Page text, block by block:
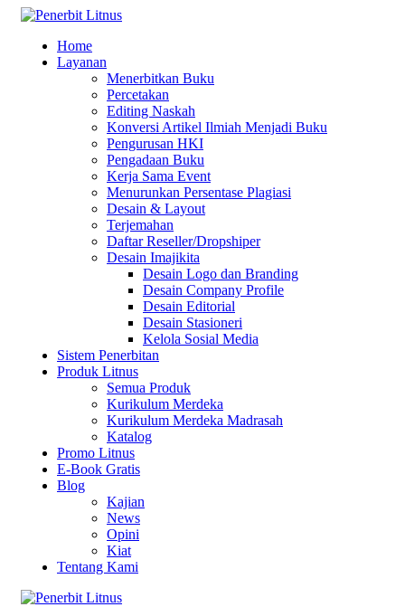
Home
Layanan
Menerbitkan Buku
Percetakan
Editing Naskah
Konversi Artikel Ilmiah Menjadi Buku
Pengurusan HKI
Pengadaan Buku
Kerja Sama Event
Menurunkan Persentase Plagiasi
Desain & Layout
Terjemahan
Daftar Reseller/Dropshiper
Desain Imajikita
Desain Logo dan Branding
Desain Company Profile
Desain Editorial
Desain Stasioneri
Kelola Sosial Media
Sistem Penerbitan
Produk Litnus
Semua Produk
Kurikulum Merdeka
Kurikulum Merdeka Madrasah
Katalog
Promo Litnus
E-Book Gratis
Blog
Kajian
News
Opini
Kiat
Tentang Kami